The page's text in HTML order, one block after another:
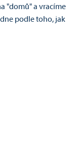
"domů" a vracíme
podle toho, jak